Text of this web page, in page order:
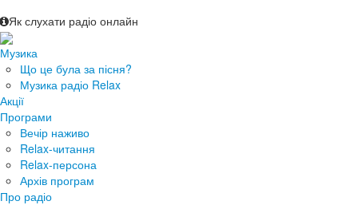
Як слухати радіо онлайн
Музика
Що це була за пісня?
Музика радіо Relax
Акції
Програми
Вечір наживо
Relax-читання
Relax-персона
Архів програм
Про радіо